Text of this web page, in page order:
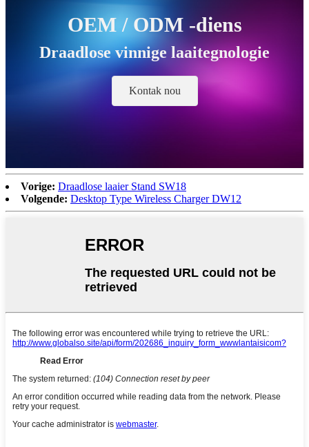
OEM / ODM -diens
Draadlose vinnige laaitegnologie
Kontak nou
Vorige: Draadlose laaier Stand SW18
Volgende: Desktop Type Wireless Charger DW12